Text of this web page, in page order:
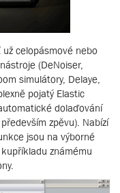
celopásmové nebo
(DeNoiser,
simulátory, Delaye,
pojatý Elastic
dolaďování
zpěvu). Nabízí
jsou na výborné
známému